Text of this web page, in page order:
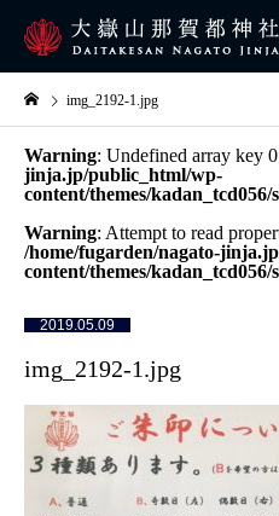
img_2192-1.jpg
Warning: Undefined array key
jinja.jp/public_html/wp-
content/themes/kadan_tcd056/
Warning: Attempt to read
/home/fugarden/nagato-
content/themes/kadan_tcd056/
2019.05.09
img_2192-1.jpg